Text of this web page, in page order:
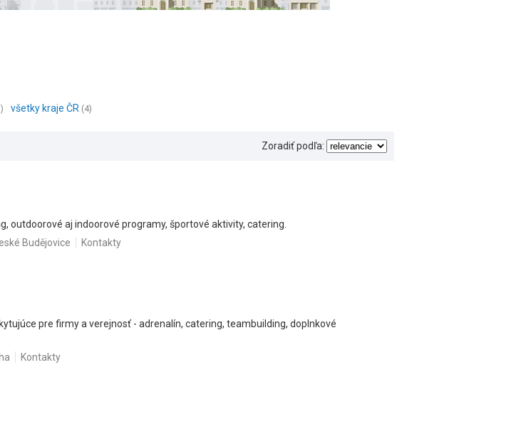
všetky kraje ČR (4)
Zoradiť podľa:
outdoorové aj indoorové programy, športové aktivity, catering.
Budějovice Kontakty
pre firmy a verejnosť - adrenalín, catering, teambuilding, doplnkové
Kontakty